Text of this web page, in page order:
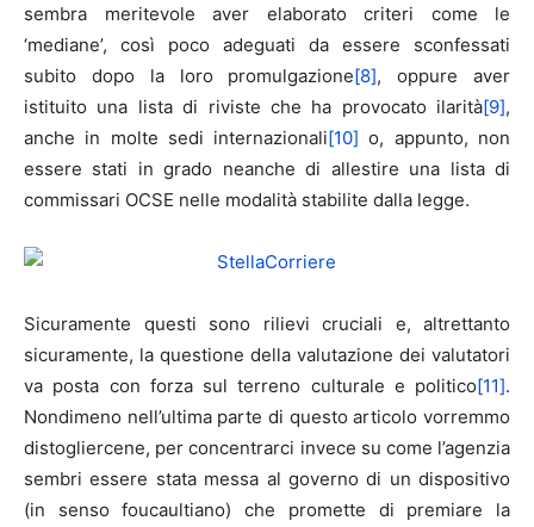
sembra meritevole aver elaborato criteri come le
‘mediane’, così poco adeguati da essere sconfessati
subito dopo la loro promulgazione[8], oppure aver
istituito una lista di riviste che ha provocato ilarità[9],
anche in molte sedi internazionali[10] o, appunto, non
essere stati in grado neanche di allestire una lista di
commissari OCSE nelle modalità stabilite dalla legge.
Sicuramente questi sono rilievi cruciali e, altrettanto
sicuramente, la questione della valutazione dei valutatori
va posta con forza sul terreno culturale e politico[11].
Nondimeno nell’ultima parte di questo articolo vorremmo
distogliercene, per concentrarci invece su come l’agenzia
sembri essere stata messa al governo di un dispositivo
(in senso foucaultiano) che promette di premiare la